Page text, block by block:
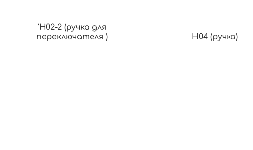
‘H02-2 (ручка для
переключателя )
H04 (ручка)